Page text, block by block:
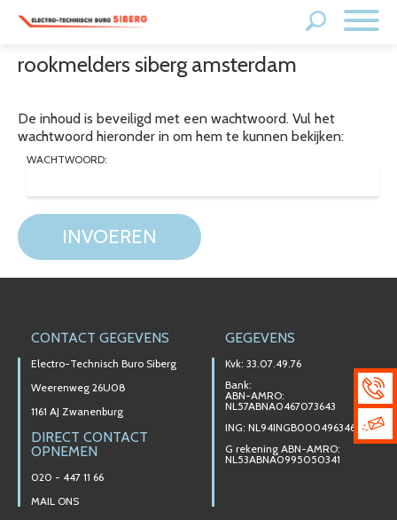
rookmelders siberg amsterdam
De inhoud is beveiligd met een wachtwoord. Vul het
wachtwoord hieronder in om hem te kunnen bekijken:
WACHTWOORD:
INVOEREN
CONTACT GEGEVENS
Electro-Technisch Buro Siberg
Weerenweg 26U08
1161 AJ Zwanenburg
DIRECT CONTACT
OPNEMEN
020 - 447 11 66
MAIL ONS
GEGEVENS
Kvk: 33.07.49.76
Bank:
ABN-AMRO:
NL57ABNA0467073643
ING: NL94INGB0004963467
G rekening ABN-AMRO:
NL53ABNA0995050341